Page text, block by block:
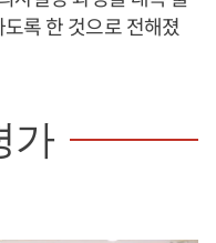
록 한 것으로 전해졌
가